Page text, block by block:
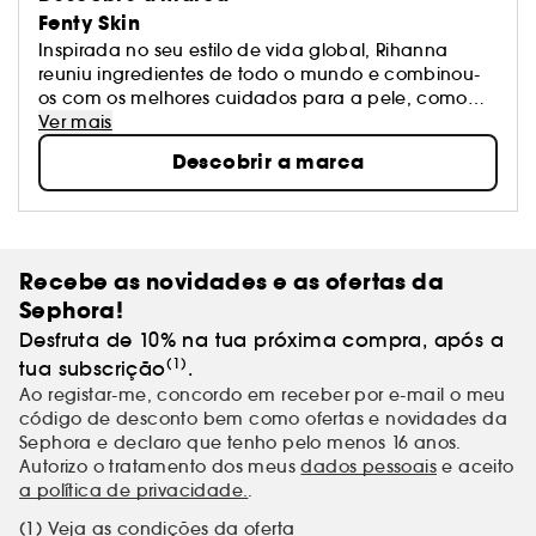
Fenty Skin
Inspirada no seu estilo de vida global, Rihanna
reuniu ingredientes de todo o mundo e combinou-
os com os melhores cuidados para a pele, como
ácido hialurônico e niacinamida - para resultados
clinicamente comprovados. Impulsionada após um
encontro infeliz com um produto que atacou a sua
pele, ela priorizou fórmulas limpas que também são
vegans e sem glúten. Além disso, ela elevou toda a
pele que funciona, que é incrível e que faz com que
te se sintas bem ao usá-lo. Entra na nova cultura de
tratamento.
Ver mais
Descobrir a marca
Recebe as novidades e as ofertas da
Sephora!
Desfruta de 10% na tua próxima compra, após a
tua subscrição(1) .
Ao registar-me, concordo em receber por e-mail o meu
código de desconto bem como ofertas e novidades da
Sephora e declaro que tenho pelo menos 16 anos.
Autorizo o tratamento dos meusdados pessoais e aceito
a política de privacidade..
(1) Veja as condições da oferta